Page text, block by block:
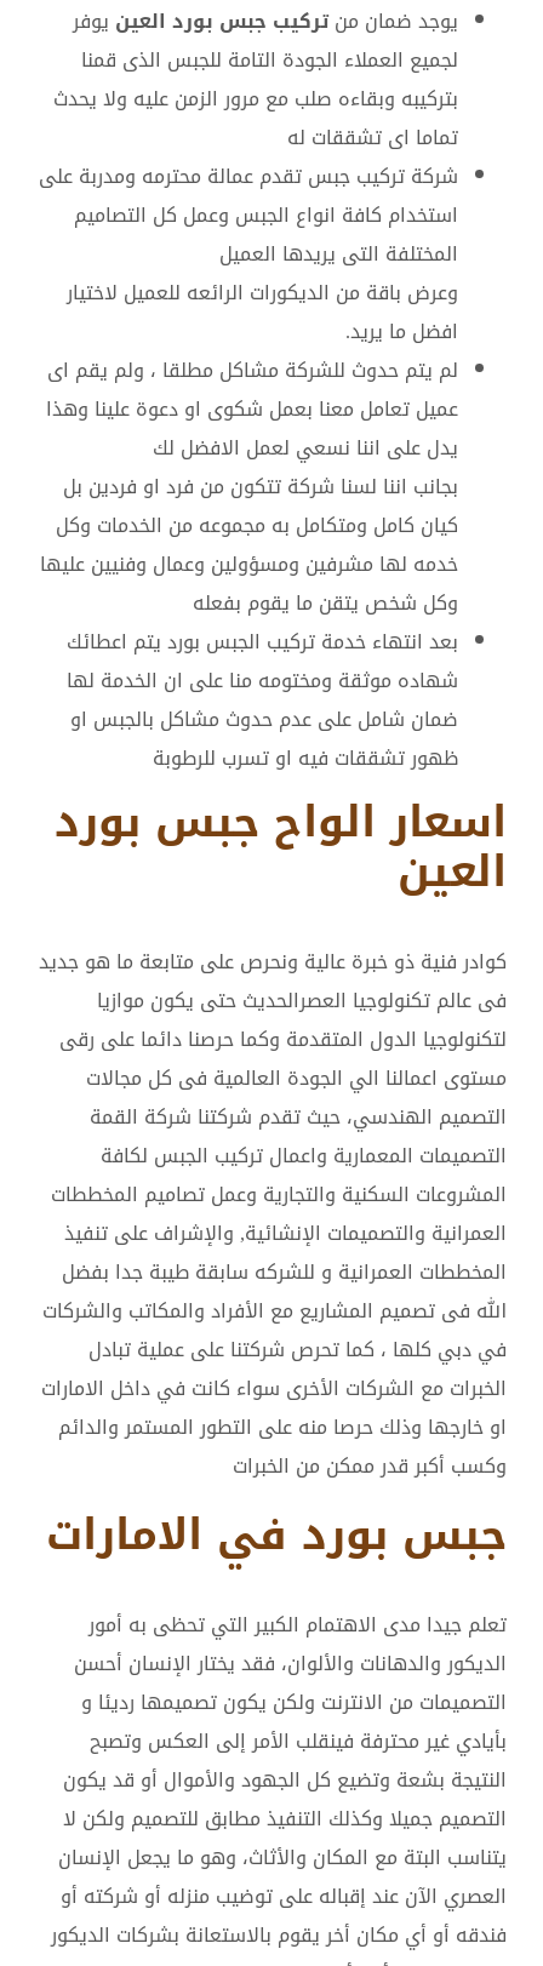
يوجد ضمان منتركيب جبس بورد العين يوفر
لجميع العملاء الجودة التامة للجبس الذى قمنا
بتركيبه وبقاءه صلب مع مرور الزمن عليه ولا يحدث
تماما اى تشققات له
شركة تركيب جبس تقدم عمالة محترمه ومدربة على
استخدام كافة انواع الجبس وعمل كل التصاميم
المختلفة التى يريدها العميل
وعرض باقة من الديكورات الرائعه للعميل لاختيار
افضل ما يريد.
لم يتم حدوث للشركة مشاكل مطلقا ، ولم يقم اى
عميل تعامل معنا بعمل شكوى او دعوة علينا وهذا
يدل على اننا نسعي لعمل الافضل لك
بجانب اننا لسنا شركة تتكون من فرد او فردين بل
كيان كامل ومتكامل به مجموعه من الخدمات وكل
خدمه لها مشرفين ومسؤولين وعمال وفنيين عليها
وكل شخص يتقن ما يقوم بفعله
بعد انتهاء خدمة تركيب الجبس بورد يتم اعطائك
شهاده موثقة ومختومه منا على ان الخدمة لها
ضمان شامل على عدم حدوث مشاكل بالجبس او
ظهور تشققات فيه او تسرب للرطوبة
اسعار الواح جبس بورد
العين
كوادر فنية ذو خبرة عالية ونحرص على متابعة ما هو جديد
فى عالم تكنولوجيا العصرالحديث حتى يكون موازيا
لتكنولوجيا الدول المتقدمة وكما حرصنا دائما على رقى
مستوى اعمالنا الي الجودة العالمية فى كل مجالات
التصميم الهندسي، حيث تقدم شركتنا شركة القمة
التصميمات المعمارية واعمال تركيب الجبس لكافة
المشروعات السكنية والتجارية وعمل تصاميم المخططات
العمرانية والتصميمات الإنشائية, والإشراف على تنفيذ
المخططات العمرانية و للشركه سابقة طيبة جدا بفضل
الله فى تصميم المشاريع مع الأفراد والمكاتب والشركات
في دبي كلها ، كما تحرص شركتنا على عملية تبادل
الخبرات مع الشركات الأخرى سواء كانت في داخل الامارات
او خارجها وذلك حرصا منه على التطور المستمر والدائم
وكسب أكبر قدر ممكن من الخبرات
جبس بورد في الامارات
تعلم جيدا مدى الاهتمام الكبير التي تحظى به أمور
الديكور والدهانات والألوان، فقد يختار الإنسان أحسن
التصميمات من الانترنت ولكن يكون تصميمها رديئا و
بأيادي غير محترفة فينقلب الأمر إلى العكس وتصبح
النتيجة بشعة وتضيع كل الجهود والأموال أو قد يكون
التصميم جميلا وكذلك التنفيذ مطابق للتصميم ولكن لا
يتناسب البتة مع المكان والأثاث، وهو ما يجعل الإنسان
العصري الآن عند إقباله على توضيب منزله أو شركته أو
فندقه أو أي مكان أخر يقوم بالاستعانة بشركات الديكور